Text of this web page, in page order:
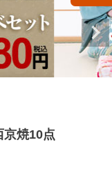
京焼10点